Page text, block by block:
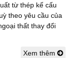
từ thép kế cấu
theo yêu cầu của
thất thay đổi
Xem thêm